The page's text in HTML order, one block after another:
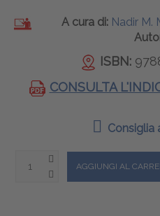
A cura di: Nadir M.
ISBN:
CONSULTA
Consiglia